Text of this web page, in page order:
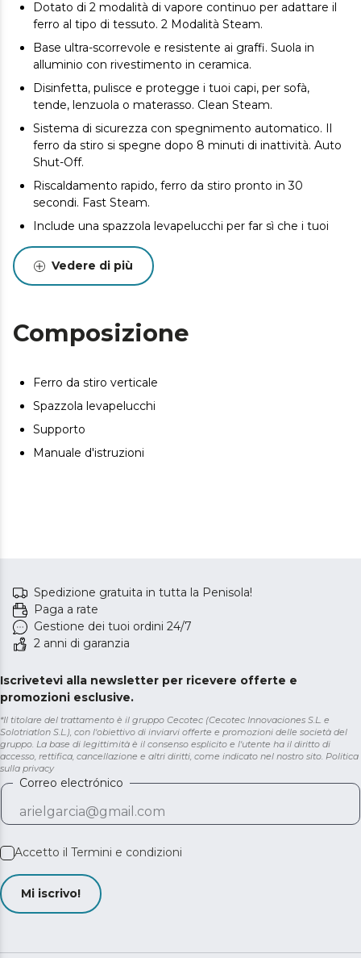
Dotato di 2 modalità di vapore continuo per adattare il
ferro al tipo di tessuto. 2 Modalità Steam.
Base ultra-scorrevole e resistente ai graffi. Suola in
alluminio con rivestimento in ceramica.
Disinfetta, pulisce e protegge i tuoi capi, per sofà,
tende, lenzuola o materasso. Clean Steam.
Sistema di sicurezza con spegnimento automatico. Il
ferro da stiro si spegne dopo 8 minuti di inattività. Auto
Shut-Off.
Riscaldamento rapido, ferro da stiro pronto in 30
secondi. Fast Steam.
Include una spazzola levapelucchi per far sì che i tuoi
capi siano pronti in una passata e un supporto per
appoggiare il ferro durante luso. Clean Brush.
Vedere di più
Composizione
Ferro da stiro verticale
Spazzola levapelucchi
Supporto
Manuale d'istruzioni
Spedizione gratuita in tutta la Penisola!
Paga a rate
Gestione dei tuoi ordini 24/7
2 anni di garanzia
Iscrivetevi alla newsletter per ricevere offerte e
promozioni esclusive.
*Il titolare del trattamento è il gruppo Cecotec (Cecotec Innovaciones S.L. e
Solotriatlon S.L.), con l'obiettivo di inviarvi offerte e promozioni delle società del
gruppo. La base di legittimità è il consenso esplicito e l'utente ha il diritto di
accesso, rettifica, cancellazione e altri diritti, come indicato nel nostro sito. Politica
sulla privacy
Correo electrónico
Accetto il Termini e condizioni
Mi iscrivo!